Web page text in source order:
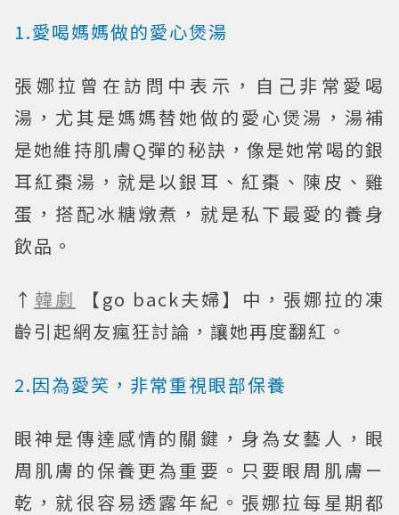
1.愛喝媽媽做的愛心煲湯
張娜拉曾在訪問中表示，自己非常愛喝
湯，尤其是媽媽替她做的愛心煲湯，湯補
是她維持肌膚Q彈的秘訣，像是她常喝的銀
耳紅棗湯，就是以銀耳、紅棗、陳皮、雞
蛋，搭配冰糖燉煮，就是私下最愛的養身
飲品。
↑ 韓劇
【go back夫婦】中，張娜拉的凍
齡引起網友瘋狂討論，讓她再度翻紅。
2.因為愛笑，非常重視眼部保養
眼神是傳達感情的關鍵，身為女藝人，眼
周肌膚的保養更為重要。只要眼周肌膚ㄧ
乾，就很容易透露年紀。張娜拉每星期都